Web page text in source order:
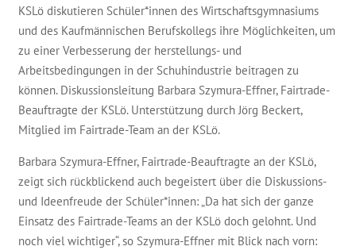
KSLö diskutieren Schüler*innen des Wirtschaftsgymnasiums
und des Kaufmännischen Berufskollegs ihre Möglichkeiten, um
zu einer Verbesserung der herstellungs- und
Arbeitsbedingungen in der Schuhindustrie beitragen zu
können. Diskussionsleitung Barbara Szymura-Effner, Fairtrade-
Beauftragte der KSLö. Unterstützung durch Jörg Beckert,
Mitglied im Fairtrade-Team an der KSLö.
Barbara Szymura-Effner, Fairtrade-Beauftragte an der KSLö,
zeigt sich rückblickend auch begeistert über die Diskussions-
und Ideenfreude der Schüler*innen: „Da hat sich der ganze
Einsatz des Fairtrade-Teams an der KSLö doch gelohnt. Und
noch viel wichtiger“, so Szymura-Effner mit Blick nach vorn: